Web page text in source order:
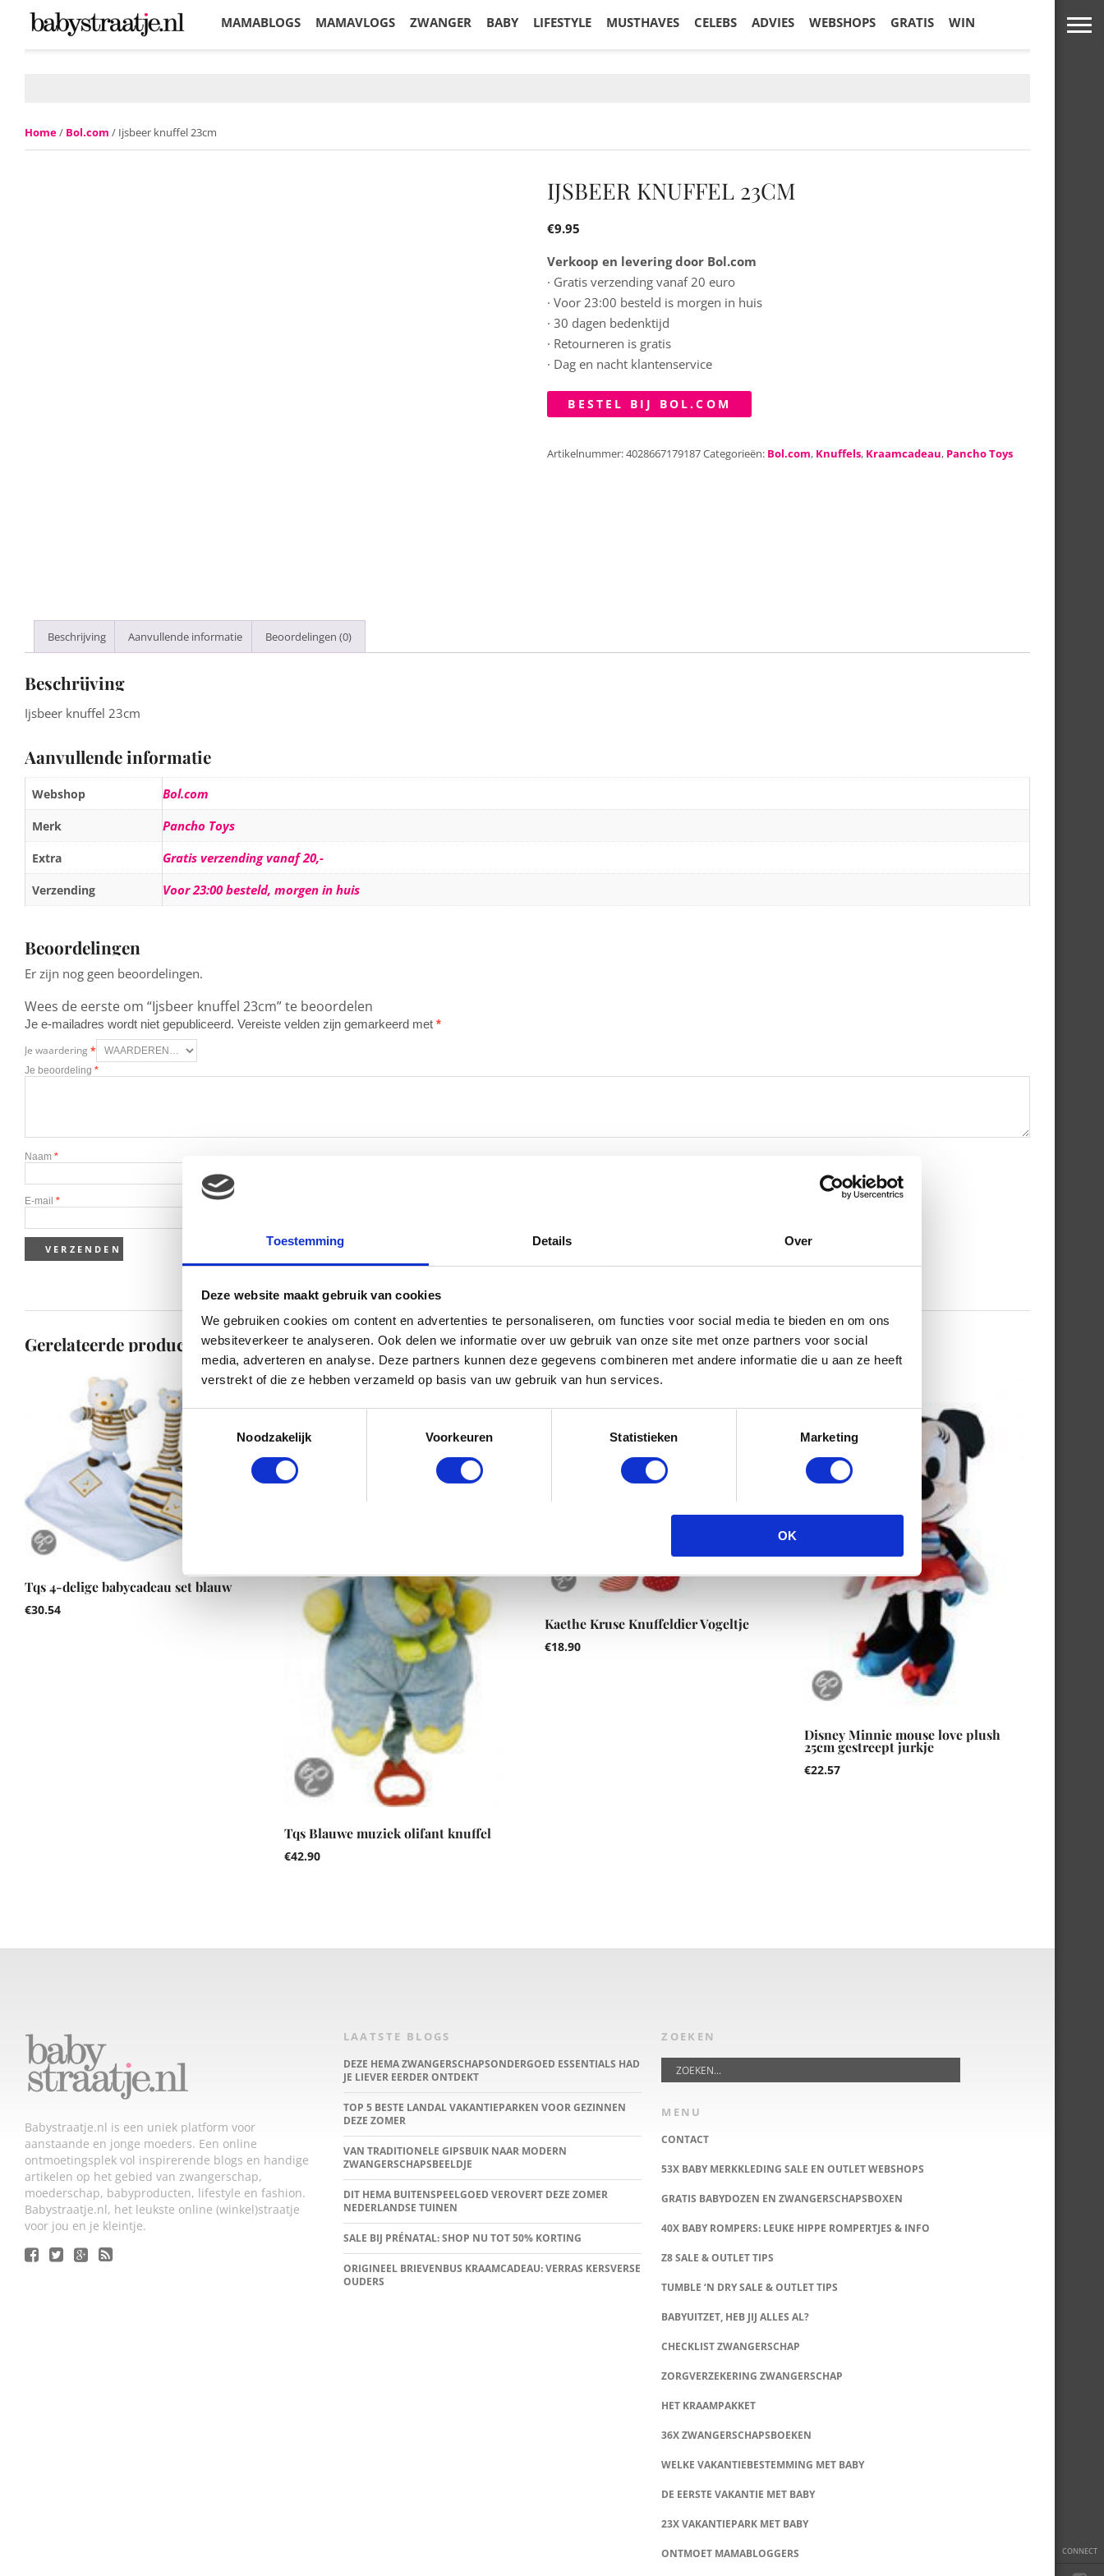
Toestemming Details Over
Deze website maakt gebruik van cookies
We gebruiken cookies om content en advertenties te personaliseren, om functies voor social media te bieden en om ons
websiteverkeer te analyseren. Ook delen we informatie over uw gebruik van onze site met onze partners voor social
media, adverteren en analyse. Deze partners kunnen deze gegevens combineren met andere informatie die u aan ze heeft
verstrekt of die ze hebben verzameld op basis van uw gebruik van hun services.
Toestemmingsselectie
Noodzakelijk
Voorkeuren Statistieken Marketing
OK
CONNECT
MAMABLOGS MAMAVLOGS ZWANGER BABY LIFESTYLE MUSTHAVES CELEBS ADVIES WEBSHOPS GRATIS WIN
Home/ Bol.com / Ijsbeer knuffel 23cm
IJSBEER KNUFFEL 23CM
€9.95
Verkoop en levering door Bol.com
· Gratis verzending vanaf 20 euro
· Voor 23:00 besteld is morgen in huis
· 30 dagen bedenktijd
· Retourneren is gratis
· Dag en nacht klantenservice
BESTEL BIJ BOL.COM
Artikelnummer:4028667179187Categorieën: Bol.com, Knuffels, Kraamcadeau, Pancho Toys
Beschrijving Aanvullende informatie Beoordelingen (0)
Beschrijving
Ijsbeer knuffel 23cm
Aanvullende informatie
Webshop Bol.com
Merk Pancho Toys
Extra Gratis verzending vanaf 20,-
Verzending Voor 23:00 besteld, morgen in huis
Beoordelingen
Er zijn nog geen beoordelingen.
Wees de eerste om “Ijsbeer knuffel 23cm” te beoordelen
Je e-mailadres wordt niet gepubliceerd. Vereiste velden zijn gemarkeerd met *
Je waardering *
Je beoordeling *
Naam *
E-mail *
Gerelateerde producten
Tqs 4-delige babycadeau set blauw
€30.54
Tqs Blauwe muziek olifant knuffel
€42.90
Kaethe Kruse Knuffeldier Vogeltje
€18.90
Disney Minnie mouse love plush
25cm gestreept jurkje
€22.57
Babystraatje.nl is een uniek platform voor
aanstaande en jonge moeders. Een online
ontmoetingsplek vol inspirerende blogs en handige
artikelen op het gebied van zwangerschap,
moederschap, babyproducten, lifestyle en fashion.
Babystraatje.nl, het leukste online (winkel)straatje
voor jou en je kleintje.
LAATSTE BLOGS
DEZE HEMA ZWANGERSCHAPSONDERGOED ESSENTIALS HAD
JE LIEVER EERDER ONTDEKT
TOP 5 BESTE LANDAL VAKANTIEPARKEN VOOR GEZINNEN
DEZE ZOMER
VAN TRADITIONELE GIPSBUIK NAAR MODERN
ZWANGERSCHAPSBEELDJE
DIT HEMA BUITENSPEELGOED VEROVERT DEZE ZOMER
NEDERLANDSE TUINEN
SALE BIJ PRÉNATAL: SHOP NU TOT 50% KORTING
ORIGINEEL BRIEVENBUS KRAAMCADEAU: VERRAS KERSVERSE
OUDERS
ZOEKEN
MENU
CONTACT
53X BABY MERKKLEDING SALE EN OUTLET WEBSHOPS
GRATIS BABYDOZEN EN ZWANGERSCHAPSBOXEN
40X BABY ROMPERS: LEUKE HIPPE ROMPERTJES & INFO
Z8 SALE & OUTLET TIPS
TUMBLE ‘N DRY SALE & OUTLET TIPS
BABYUITZET, HEB JIJ ALLES AL?
CHECKLIST ZWANGERSCHAP
ZORGVERZEKERING ZWANGERSCHAP
HET KRAAMPAKKET
36X ZWANGERSCHAPSBOEKEN
WELKE VAKANTIEBESTEMMING MET BABY
DE EERSTE VAKANTIE MET BABY
23X VAKANTIEPARK MET BABY
ONTMOET MAMABLOGGERS